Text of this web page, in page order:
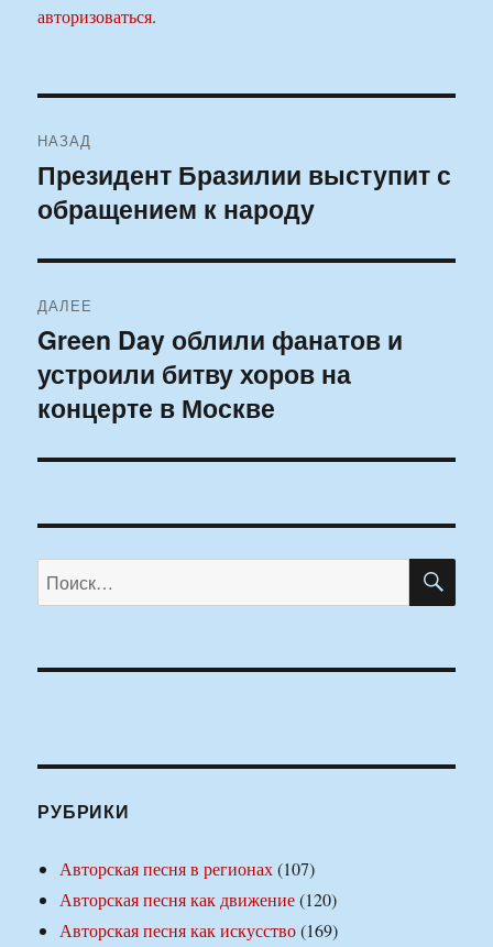
авторизоваться.
по
записям
НАЗАД
Предыдущая
запись:
Президент Бразилии выступит с
обращением к народу
ДАЛЕЕ
Следующая
запись:
Green Day облили фанатов и
устроили битву хоров на
концерте в Москве
Искать:
РУБРИКИ
Авторская песня в регионах(107)
Авторская песня как движение(120)
Авторская песня как искусство(169)